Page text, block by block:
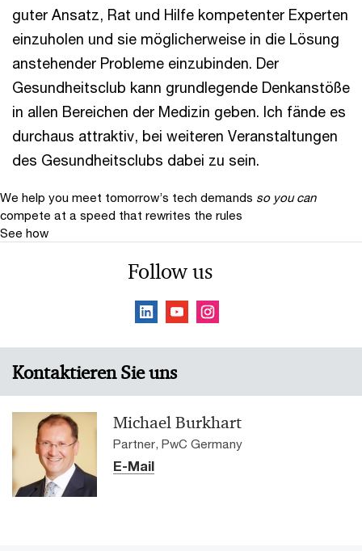
guter Ansatz, Rat und Hilfe kompetenter Experten
einzuholen und sie möglicherweise in die Lösung
anstehender Probleme einzubinden. Der
Gesundheitsclub kann grundlegende Denkanstöße
in allen Bereichen der Medizin geben. Ich fände es
durchaus attraktiv, bei weiteren Veranstaltungen
des Gesundheitsclubs dabei zu sein.
We help you meet tomorrow’s tech demands so you can
compete at a speed that rewrites the rules
See how
Follow us
Kontaktieren Sie uns
Michael Burkhart
Partner, PwC Germany
E-Mail